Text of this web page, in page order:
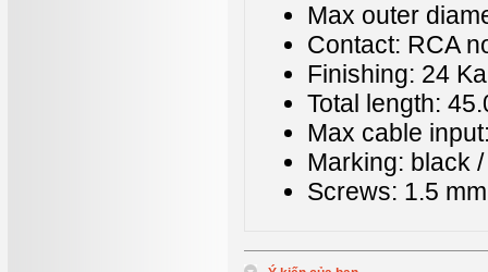
Max outer
Contact: RCA
Finishing: 24
Total length:
Max cable
Marking: black
Screws: 1.5